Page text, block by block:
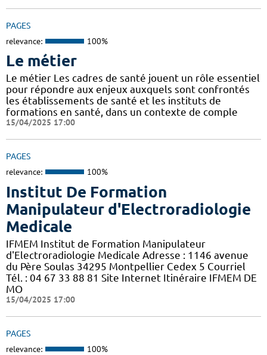
PAGES
relevance: 100%
Le métier
Le métier Les cadres de santé jouent un rôle essentiel
pour répondre aux enjeux auxquels sont confrontés
les établissements de santé et les instituts de
formations en santé, dans un contexte de comple
15/04/2025 17:00
PAGES
relevance: 100%
Institut De Formation
Manipulateur d'Electroradiologie
Medicale
IFMEM Institut de Formation Manipulateur
d'Electroradiologie Medicale Adresse : 1146 avenue
du Père Soulas 34295 Montpellier Cedex 5 Courriel
Tél. : 04 67 33 88 81 Site Internet Itinéraire IFMEM DE
MO
15/04/2025 17:00
PAGES
relevance: 100%